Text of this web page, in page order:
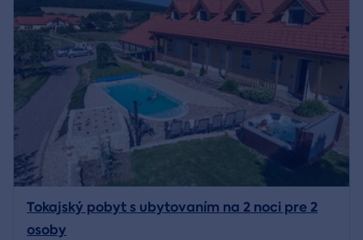
Tokajský pobyt s ubytovaním na 2 noci pre 2
osoby